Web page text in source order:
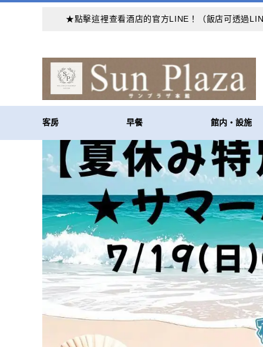
★點擊這裡查看酒店的官方LINE！（飯店可透過
客房 早餐 館内・設施